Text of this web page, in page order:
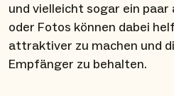
und vielleicht sogar ein
oder Fotos können dabei
attraktiver zu machen und
Empfänger zu behalten.